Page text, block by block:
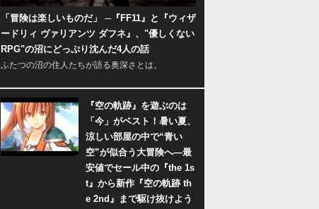
「冒険は楽しいものだ」 ─『FF11』と『ウィザ
ードリィ ヴァリアンツ ダフネ』、"優しくない
RPG"の沼にどっぷり沈んだ4人の話
ふたつの沼の住人たちが語る奥深さとは。
『空の軌跡』を遊ぶのは
「今」がベスト！暑い夏、
涼しい部屋の中で“青い
空”が似合う大冒険へ―最
安値でセール中の『the 1s
t』から新作『空の軌跡 th
e 2nd』まで駆け抜けよう